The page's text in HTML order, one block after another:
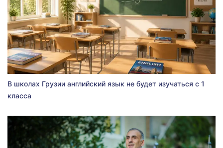
В школах Грузии английский язык не будет изучаться с 1
класса